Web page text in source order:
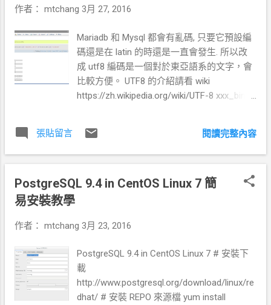
var_dump($row); $csv = ''; // 欄位名註解 //echo " ";
>COLUMN_COMMENT.", "; $csv = $csv.$col[$i]-
>COLUMN_COMMENT.", "; } $csv = $csv."\n"; // 欄位
名稱 //echo " "; for($i=1;$i<$col[0];$i++){ //echo
$col[$i]->COLUMN_NAME.", "; $csv = $csv.$col[$i]-
>COLUMN_NAME.", "; } $csv = $csv."\n"; // 資料列取
作者： mtchang 3月 27, 2016
Mariadb 和 Mysql 都會有亂碼, 只要它預設編
碼還是在 latin 的時還是一直會發生. 所以改
成 utf8 編碼是一個對於東亞語系的文字，會
比較方便。 UTF8 的介紹請看 wiki
https://zh.wikipedia.org/wiki/UTF-8 xxx_bin
http://dev.mysql.com/doc/refman/5.0/en/ch
arset-unicode-sets.html 在 mysql 資料庫中
1~3 bytes ，帶有 65536 個組合的編碼 utf32
用 1~4 bytes 。 utf8mb4 從 MySQL 5.5.3
編碼系統為 xxx_general_ci (default) 為了中
文語系使用不要出問題，建議修正如下： ---
-------------------------------------------------
- # 修正 mysql 的設定檔 [root@c7
張貼留言 閱讀完整內容
PostgreSQL 9.4 in CentOS Linux 7 簡
易安裝教學
作者： mtchang 3月 23, 2016
PostgreSQL 9.4 in CentOS Linux 7 # 安裝下
載
http://www.postgresql.org/download/linux/re
dhat/ # 安裝 REPO 來源檔 yum install